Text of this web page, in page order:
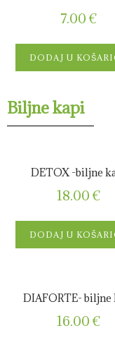
7.00 €
DODAJ U
Biljne kapi
DETOX -biljne
18.00 €
DODAJ U
DIAFORTE- biljne
16.00 €